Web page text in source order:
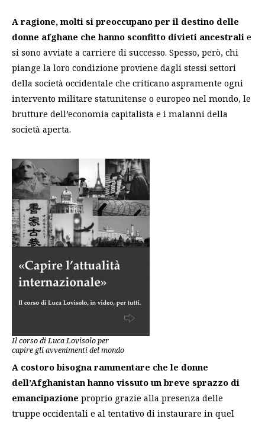
A ragione, molti si preoccupano per il destino delle
donne afghane che hanno sconfitto divieti ancestrali e
si sono avviate a carriere di successo. Spesso, però, chi
piange la loro condizione proviene dagli stessi settori
della società occidentale che criticano aspramente ogni
intervento militare statunitense o europeo nel mondo, le
brutture dell’economia capitalista e i malanni della
società aperta.
Il corso di Luca Lovisolo per
capire gli avvenimenti del mondo
A costoro bisogna rammentare che le donne
dell’Afghanistan hanno vissuto un breve sprazzo di
emancipazione proprio grazie alla presenza delle
truppe occidentali e al tentativo di instaurare in quel